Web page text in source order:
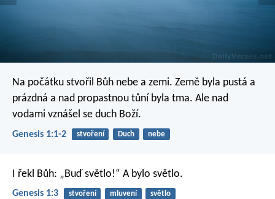
Na počátku stvořil Bůh nebe a zemi. Země byla pustá a
prázdná a nad propastnou tůní byla tma. Ale nad
vodami vznášel se duch Boží.
Genesis 1:1-2 stvoření Duch nebe
I řekl Bůh: „Buď světlo!“ A bylo světlo.
Genesis 1:3 stvoření mluvení světlo